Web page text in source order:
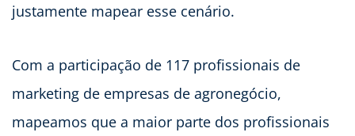
justamente mapear esse cenário.
Com a participação de 117 profissionais de
marketing de empresas de agronegócio,
mapeamos que a maior parte dos profissionais